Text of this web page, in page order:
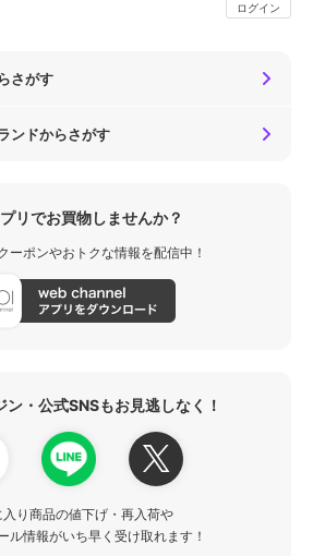
ログイン
さがす
ンドからさがす
リでお買物しませんか？
ーポンやおトクな情報を配信中！
ン・公式SNSもお見逃しなく！
入り商品の値下げ・再入荷や
ル情報がいち早く受け取れます！